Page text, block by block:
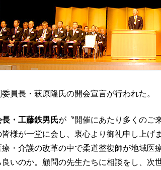
員長・萩原隆氏の開会宣言が行われた。
長・工藤鉄男氏が〝開催にあたり多くのご
様が一堂に会し、衷心より御礼申し上げ
・介護の改革の中で柔道整復師が地域医
いのか。顧問の先生たちに相談をし、次